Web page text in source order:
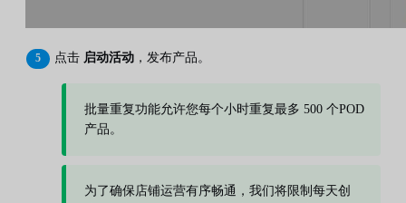
点击 启动活动 ，发布产品。
批量重复功能允许您每个小时重复最多 500 个POD
产品。
为了确保店铺运营有序畅通，我们将限制每天创